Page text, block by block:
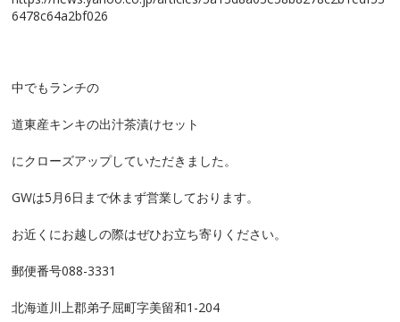
6478c64a2bf026
中でもランチの
道東産キンキの出汁茶漬けセット
にクローズアップしていただきました。
GWは5月6日まで休まず営業しております。
お近くにお越しの際はぜひお立ち寄りください。
郵便番号088-3331
北海道川上郡弟子屈町字美留和1-204